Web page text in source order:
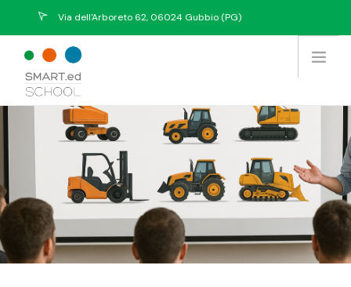
Via dell'Arboreto 62, 06024 Gubbio (PG)
info@eurekasystem.eu
Chi Siamo
Offerta Formativa
Prodotti / Servizi
Tutti i Corsi
Collabora con noi
Contatti